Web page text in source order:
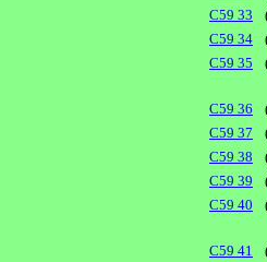
C59 33
C59 34
C59 35
C59 36
C59 37
C59 38
C59 39
C59 40
C59 41